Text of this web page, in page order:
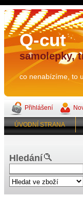
Q-cut
samolepky,
co nenabízíme, to
Přihlášení
ÚVODNÍ STRANA
Hledání